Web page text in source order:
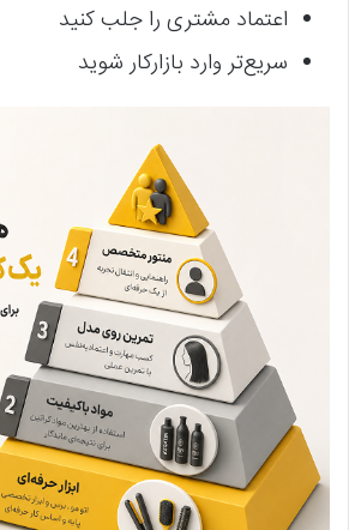
اعتماد مشتری را جلب کنید
سریع‌تر وارد بازارکار شوید